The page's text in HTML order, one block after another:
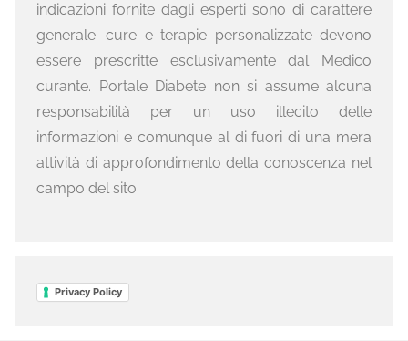
indicazioni fornite dagli esperti sono di carattere
generale: cure e terapie personalizzate devono
essere prescritte esclusivamente dal Medico
curante. Portale Diabete non si assume alcuna
responsabilità per un uso illecito delle
informazioni e comunque al di fuori di una mera
attività di approfondimento della conoscenza nel
campo del sito.
Privacy Policy